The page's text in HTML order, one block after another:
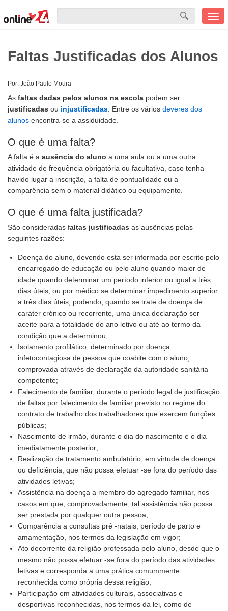
Faltas Justificadas dos Alunos
Por: João Paulo Moura
As faltas dadas pelos alunos na escola podem ser
justificadas ou injustificadas . Entre os vários deveres dos
alunos encontra-se a assiduidade.
O que é uma falta?
A falta é a ausência do aluno a uma aula ou a uma outra
atividade de frequência obrigatória ou facultativa, caso tenha
havido lugar a inscrição, a falta de pontualidade ou a
comparência sem o material didático ou equipamento.
O que é uma falta justificada?
São consideradas faltas justificadas as ausências pelas
seguintes razões:
Doença do aluno, devendo esta ser informada por escrito pelo
encarregado de educação ou pelo aluno quando maior de
idade quando determinar um período inferior ou igual a três
dias úteis, ou por médico se determinar impedimento superior
a três dias úteis, podendo, quando se trate de doença de
caráter crónico ou recorrente, uma única declaração ser
aceite para a totalidade do ano letivo ou até ao termo da
condição que a determinou;
Isolamento profilático, determinado por doença
infetocontagiosa de pessoa que coabite com o aluno,
comprovada através de declaração da autoridade sanitária
competente;
Falecimento de familiar, durante o período legal de justificação
de faltas por falecimento de familiar previsto no regime do
contrato de trabalho dos trabalhadores que exercem funções
públicas;
Nascimento de irmão, durante o dia do nascimento e o dia
imediatamente posterior;
Realização de tratamento ambulatório, em virtude de doença
ou deficiência, que não possa efetuar -se fora do período das
atividades letivas;
Assistência na doença a membro do agregado familiar, nos
casos em que, comprovadamente, tal assistência não possa
ser prestada por qualquer outra pessoa;
Comparência a consultas pré -natais, período de parto e
amamentação, nos termos da legislação em vigor;
Ato decorrente da religião professada pelo aluno, desde que o
mesmo não possa efetuar -se fora do período das atividades
letivas e corresponda a uma prática comummente
reconhecida como própria dessa religião;
Participação em atividades culturais, associativas e
desportivas reconhecidas, nos termos da lei, como de